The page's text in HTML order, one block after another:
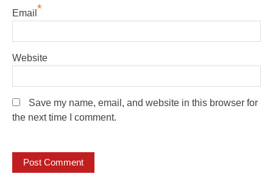
Email *
Website
Save my name, email, and website in this browser for
the next time I comment.